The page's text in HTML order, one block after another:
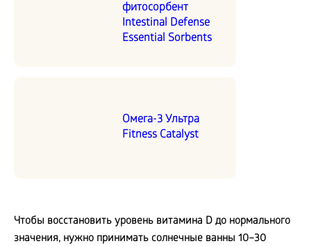
фитосорбент
Intestinal Defense
Essential Sorbents
Омега-3 Ультра
Fitness Catalyst
Чтобы восстановить уровень витамина D до нормального
значения, нужно принимать солнечные ванны 10–30